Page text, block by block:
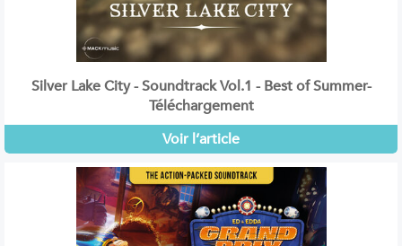
Silver Lake City - Soundtrack Vol.1 - Best of Summer-
Téléchargement
Voir l’article